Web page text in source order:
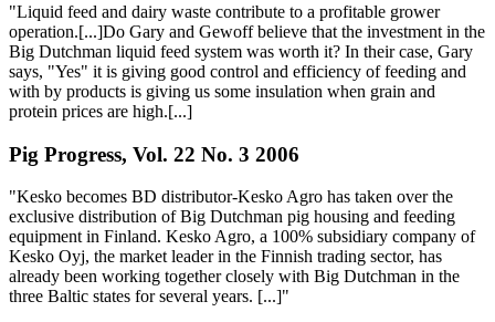
"Liquid feed and dairy waste contribute to a profitable grower
operation.[...]Do Gary and Gewoff believe that the investment in the
Big Dutchman liquid feed system was worth it? In their case, Gary
says, "Yes" it is giving good control and efficiency of feeding and
with by products is giving us some insulation when grain and
protein prices are high.[...]
Pig Progress, Vol. 22 No. 3 2006
"Kesko becomes BD distributor-Kesko Agro has taken over the
exclusive distribution of Big Dutchman pig housing and feeding
equipment in Finland. Kesko Agro, a 100% subsidiary company of
Kesko Oyj, the market leader in the Finnish trading sector, has
already been working together closely with Big Dutchman in the
three Baltic states for several years. [...]"